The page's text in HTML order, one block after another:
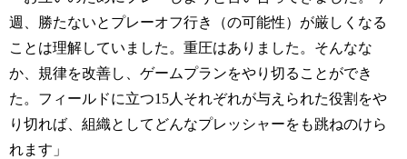
週、勝たないとプレーオフ行き（の可能性）が厳しくなる
ことは理解していました。重圧はありました。そんなな
か、規律を改善し、ゲームプランをやり切ることができ
た。フィールドに立つ15人それぞれが与えられた役割をや
り切れば、組織としてどんなプレッシャーをも跳ねのけら
れます」